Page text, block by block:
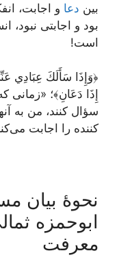
بین دعا و اجابت،
بود و اجابتی نبود،
است!
﴿وَإِذَا سَأَلَكَ عِبَادِي
إِذَا دَعَانِ﴾؛ «زمانی
سؤال کنند، من به
کننده را اجابت
نحوۀ بیان
ابوحمزه
معرفت